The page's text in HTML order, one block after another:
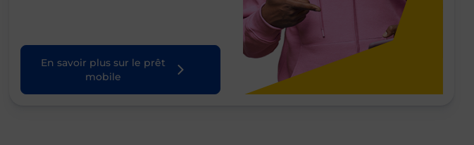
En savoir plus sur le prêt
mobile